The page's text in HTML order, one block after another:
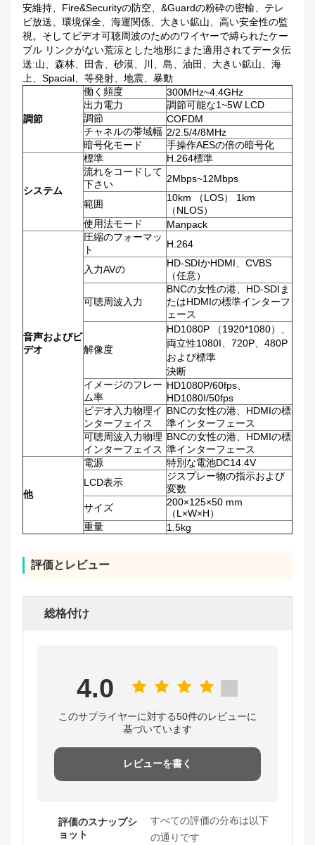
安維持、Fire&Securityの防空、&Guardの粉砕の密輸、テレ
ビ放送、環境保全、海運関係、大きい鉱山、高い安全性の監
視。そしてビデオ可聴周波のためのワイヤーで縛られたケー
ブル リンクがない荒涼とした地形にまた適用されてデータ伝
送:山、森林、田舎、砂漠、川、島、油田、大きい鉱山、海
上、Spacial、等発射、地震、暴動
調節
働く頻度
300MHz~4.4GHz
出力電力
調節可能な1~5W LCD
調節
COFDM
チャネルの帯域幅 2/2.5/4/8MHz
暗号化モード
手操作AESの倍の暗号化
システム
標準
H.264標準
流れをコードして
下さい
2Mbps~12Mbps
範囲
10km （LOS） 1km
（NLOS）
使用法モード
Manpack
音声およびビ
デオ
圧縮のフォーマッ
ト
H.264
入力AVの
HD-SDIかHDMI、CVBS
（任意）
可聴周波入力
BNCの女性の港、HD-SDIま
たはHDMIの標準インターフ
ェース
解像度
HD1080P （1920*1080）、
両立性1080I、720P、480P
および標準
決断
イメージのフレー
ム率
HD1080P/60fps、
HD1080I/50fps
ビデオ入力物理イ
ンターフェイス
BNCの女性の港、HDMIの標
準インターフェース
可聴周波入力物理
インターフェイス
BNCの女性の港、HDMIの標
準インターフェース
他
電源
特別な電池DC14.4V
LCD表示
ジスプレー物の指示および
変数
サイズ
200×125×50 mm
（L×W×H）
重量
1.5kg
評価とレビュー
総格付け
4.0
このサプライヤーに対する50件のレビューに
基づいています
レビューを書く
評価のスナップシ
ョット
すべての評価の分布は以下
の通りです